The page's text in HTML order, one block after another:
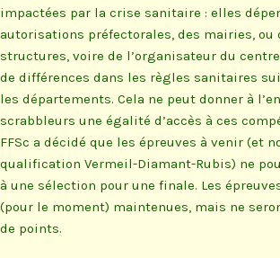
impactées par la crise sanitaire : elles
autorisations préfectorales, des mairies, ou
structures, voire de l’organisateur du
de différences dans les règles sanitaires
les départements. Cela ne peut donner à
scrabbleurs une égalité d’accès à ces
FFSc a décidé que les épreuves à venir (et
qualification Vermeil-Diamant-Rubis) ne
à une sélection pour une finale. Les
(pour le moment) maintenues, mais ne
de points.